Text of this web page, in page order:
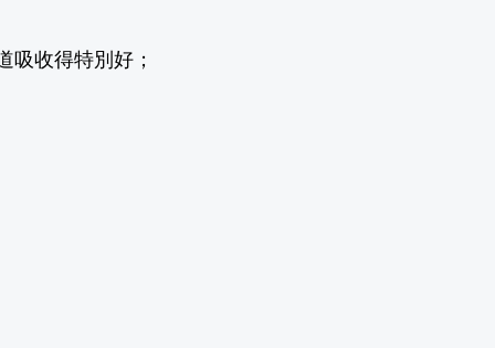
吸收得特別好；